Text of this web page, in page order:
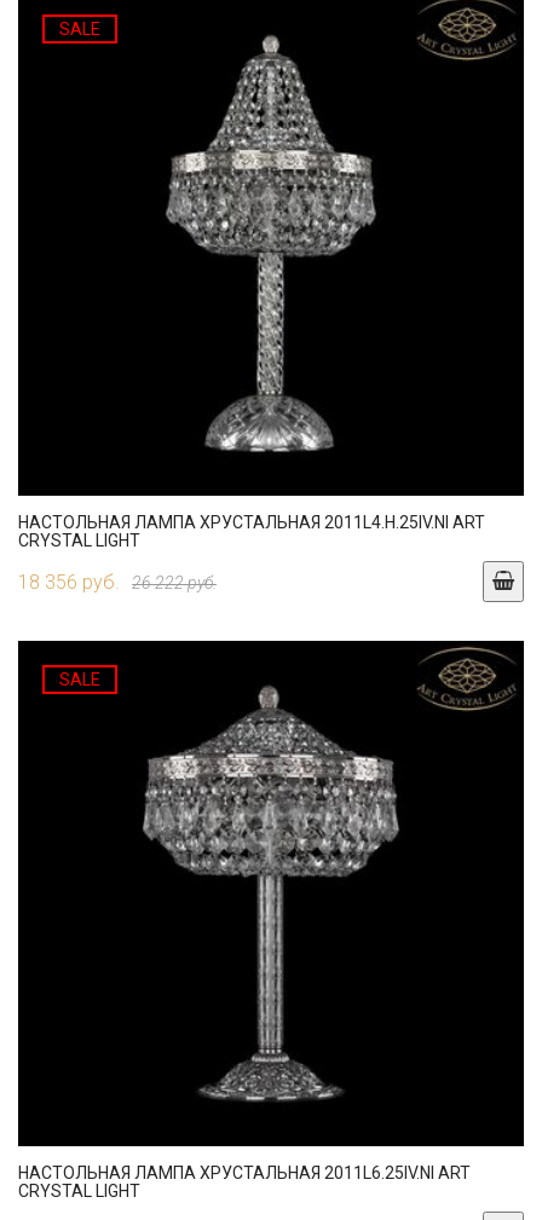
SALE
НАСТОЛЬНАЯ ЛАМПА ХРУСТАЛЬНАЯ 2011L4.H.25IV.NI ART
CRYSTAL LIGHT
18 356 руб. 26 222 руб.
SALE
НАСТОЛЬНАЯ ЛАМПА ХРУСТАЛЬНАЯ 2011L6.25IV.NI ART
CRYSTAL LIGHT